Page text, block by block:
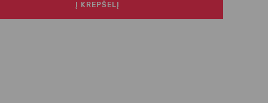
Į KREPŠELĮ